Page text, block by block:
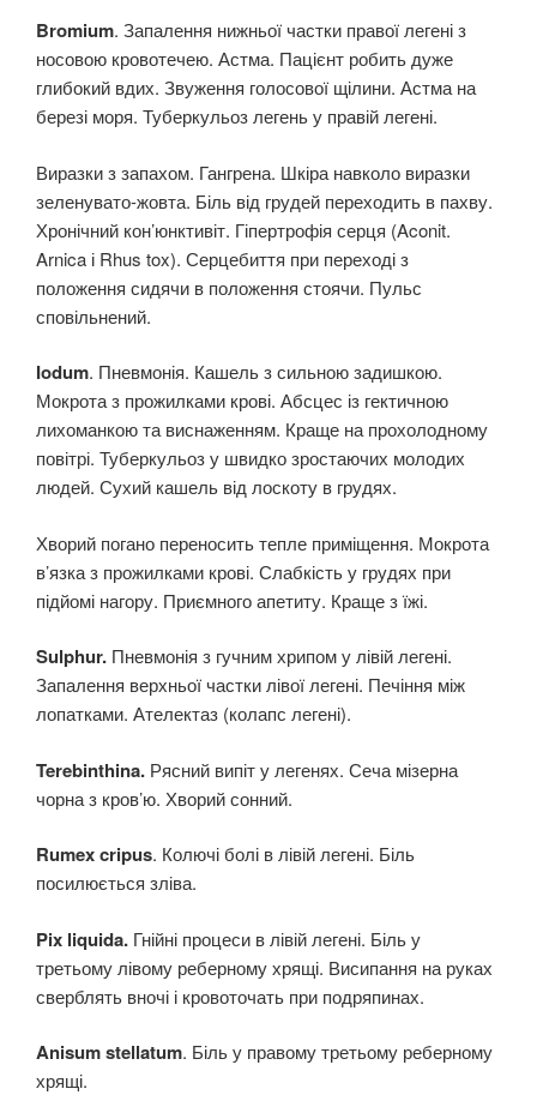
Bromium. Запалення нижньої частки правої легені з
носовою кровотечею. Астма. Пацієнт робить дуже
глибокий вдих. Звуження голосової щілини. Астма на
березі моря. Туберкульоз легень у правій легені.
Виразки з запахом. Гангрена. Шкіра навколо виразки
зеленувато-жовта. Біль від грудей переходить в пахву.
Хронічний кон’юнктивіт. Гіпертрофія серця (Aconit.
Arnica і Rhus tox). Серцебиття при переході з
положення сидячи в положення стоячи. Пульс
сповільнений.
Iodum. Пневмонія. Кашель з сильною задишкою.
Мокрота з прожилками крові. Абсцес із гектичною
лихоманкою та виснаженням. Краще на прохолодному
повітрі. Туберкульоз у швидко зростаючих молодих
людей. Сухий кашель від лоскоту в грудях.
Хворий погано переносить тепле приміщення. Мокрота
в’язка з прожилками крові. Слабкість у грудях при
підйомі нагору. Приємного апетиту. Краще з їжі.
Sulphur. Пневмонія з гучним хрипом у лівій легені.
Запалення верхньої частки лівої легені. Печіння між
лопатками. Ателектаз (колапс легені).
Terebinthina. Рясний випіт у легенях. Сеча мізерна
чорна з кров’ю. Хворий сонний.
Rumex cripus. Колючі болі в лівій легені. Біль
посилюється зліва.
Pix liquida. Гнійні процеси в лівій легені. Біль у
третьому лівому реберному хрящі. Висипання на руках
сверблять вночі і кровоточать при подряпинах.
Anisum stellatum. Біль у правому третьому реберному
хрящі.